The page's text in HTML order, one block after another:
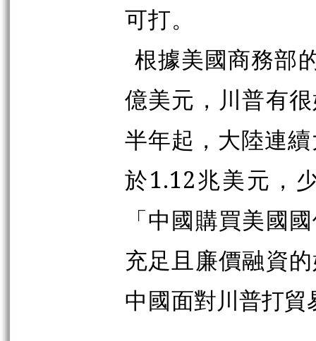
可打。
根據美國商務部
億美元，川普有
半年起，大陸連
於1.12兆美元，
「中國購買美國
充足且廉價融資
中國面對川普打貿